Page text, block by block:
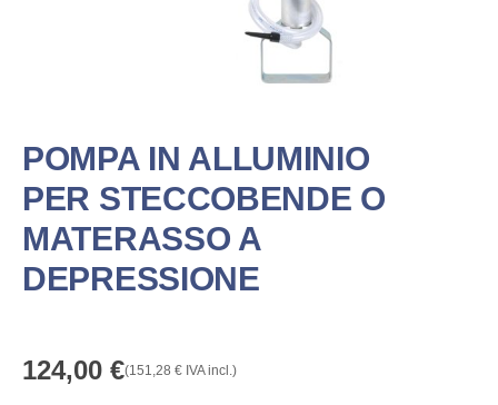
POMPA IN ALLUMINIO
PER STECCOBENDE O
MATERASSO A
DEPRESSIONE
124,00 €(151,28 € IVA incl.)